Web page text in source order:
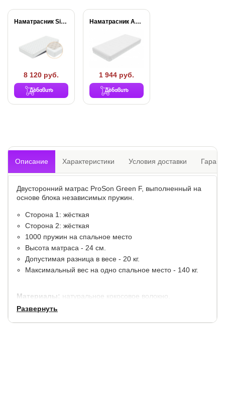
Наматрасник Simple Plus
8 120 руб.
Добавить
Наматрасник Aqua Stop...
1 944 руб.
Добавить
Описание Характеристики Условия доставки
Двусторонний матрас ProSon Green F, выполненный на
основе блока независимых пружин.
Сторона 1: жёсткая
Сторона 2: жёсткая
1000 пружин на спальное место
Высота матраса - 24 см.
Допустимая разница в весе - 20 кг.
Максимальный вес на одно спальное место - 140 кг.
Материалы: натуральное кокосовое волокно,
термовойлок. По периметру конструкция матраса
дополнительно усилена ортопедической пеной.
Развернуть